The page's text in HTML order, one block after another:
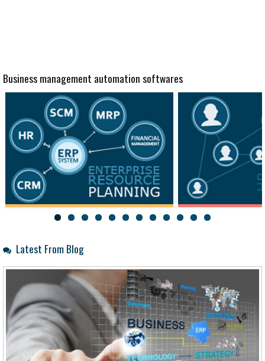
Business management automation softwares
CRM
Latest From Blog